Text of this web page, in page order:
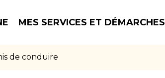
MES SERVICES ET DÉMARCHES
de conduire